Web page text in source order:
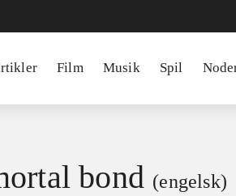
Film Musik Spil
bond (engelsk)